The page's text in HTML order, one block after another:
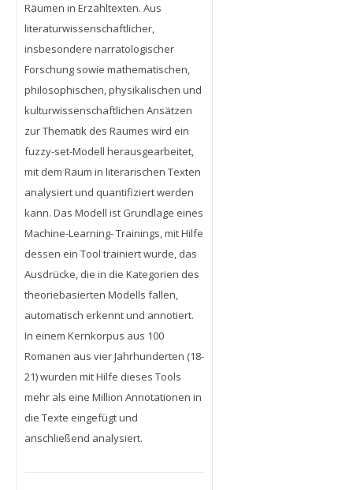
Räumen in Erzähltexten. Aus
literaturwissenschaftlicher,
insbesondere narratologischer
Forschung sowie mathematischen,
philosophischen, physikalischen und
kulturwissenschaftlichen Ansätzen
zur Thematik des Raumes wird ein
fuzzy-set-Modell herausgearbeitet,
mit dem Raum in literarischen Texten
analysiert und quantifiziert werden
kann. Das Modell ist Grundlage eines
Machine-Learning- Trainings, mit Hilfe
dessen ein Tool trainiert wurde, das
Ausdrücke, die in die Kategorien des
theoriebasierten Modells fallen,
automatisch erkennt und annotiert.
In einem Kernkorpus aus 100
Romanen aus vier Jahrhunderten (18-
21) wurden mit Hilfe dieses Tools
mehr als eine Million Annotationen in
die Texte eingefügt und
anschließend analysiert.